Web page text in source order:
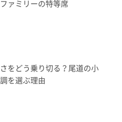
ァミリーの特等席
をどう乗り切る？尾道の小
を選ぶ理由